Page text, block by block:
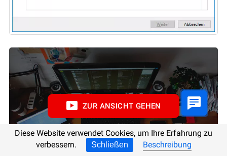
ZUR ANSICHT GEHEN
Diese Website verwendet Cookies, um Ihre Erfahrung zu
verbessern.
Schließen Beschreibung